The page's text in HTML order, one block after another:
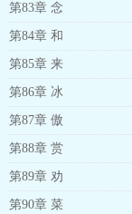
第83章 念
第84章 和
第85章 来
第86章 冰
第87章 傲
第88章 赏
第89章 劝
第90章 菜